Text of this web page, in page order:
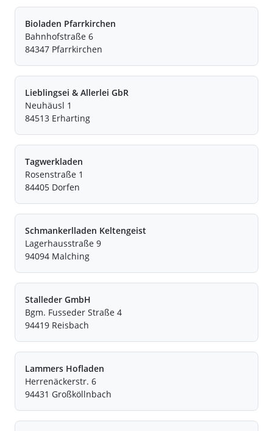
Bioladen Pfarrkirchen
Bahnhofstraße 6
84347 Pfarrkirchen
Lieblingsei & Allerlei GbR
Neuhäusl 1
84513 Erharting
Tagwerkladen
Rosenstraße 1
84405 Dorfen
Schmankerlladen Keltengeist
Lagerhausstraße 9
94094 Malching
Stalleder GmbH
Bgm. Fusseder Straße 4
94419 Reisbach
Lammers Hofladen
Herrenäckerstr. 6
94431 Großköllnbach